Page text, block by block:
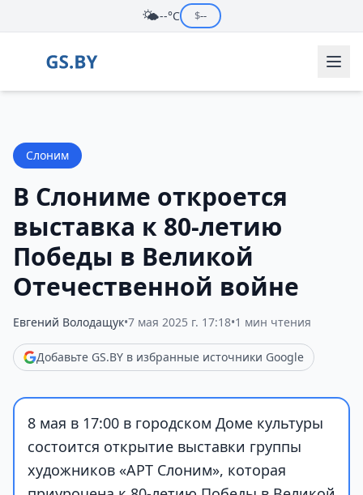
🌤️--°C $--
Слоним
В Слониме откроется
выставка к 80-летию
Победы в Великой
Отечественной войне
Евгений Володащук•7 мая 2025 г. 17:18•1 мин чтения
Добавьте GS.BY в избранные источники Google
8 мая в 17:00 в городском Доме культуры
состоится открытие выставки группы
художников «АРТ Слоним», которая